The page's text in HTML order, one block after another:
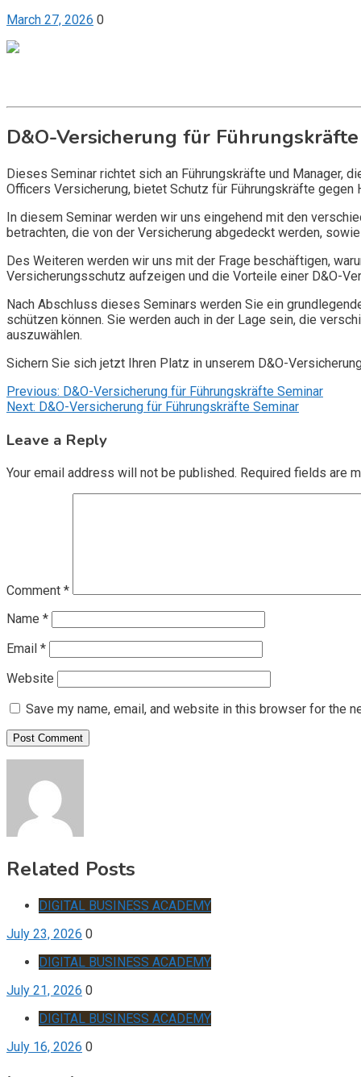
March 27, 2026 0
D&O-Versicherung für
Dieses Seminar richtet sich an Führungskräfte und Manager,
Officers Versicherung, bietet Schutz für Führungskräfte
In diesem Seminar werden wir uns eingehend mit den
betrachten, die von der Versicherung abgedeckt werden,
Des Weiteren werden wir uns mit der Frage beschäftigen,
Versicherungsschutz aufzeigen und die Vorteile einer D&O-
Nach Abschluss dieses Seminars werden Sie ein
schützen können. Sie werden auch in der Lage sein, die
auszuwählen.
Sichern Sie sich jetzt Ihren Platz in unserem D&O-
Post
navigation
Previous: D&O-Versicherung für Führungskräfte Seminar
Next: D&O-Versicherung für Führungskräfte Seminar
Leave a Reply
Your email address will not be published. Required fields are
Comment *
Name *
Email *
Website
Save my name, email, and website in this browser for the
Related Posts
DIGITAL BUSINESS ACADEMY
July 23, 2026 0
DIGITAL BUSINESS ACADEMY
July 21, 2026 0
DIGITAL BUSINESS ACADEMY
July 16, 2026 0